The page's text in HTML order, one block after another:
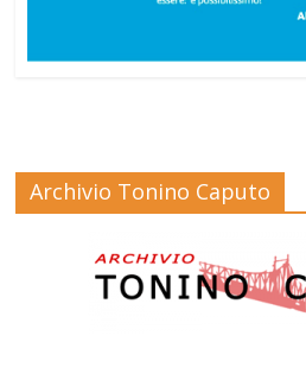
Archivio Tonino Caputo